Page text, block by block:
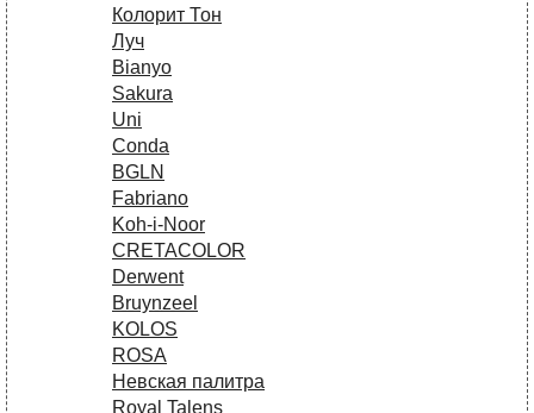
Колорит Тон
Луч
Bianyo
Sakura
Uni
Conda
BGLN
Fabriano
Koh-i-Noor
CRETACOLOR
Derwent
Bruynzeel
KOLOS
ROSA
Невская палитра
Royal Talens